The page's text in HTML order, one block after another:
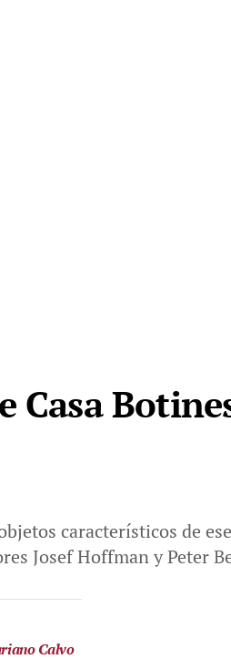
característicos de
Josef Hoffman y Peter
Calvo